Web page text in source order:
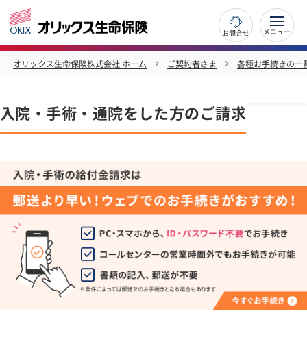
お問合せ
オリックス生命保険株式会社 ホーム ご契約者さま 各種お手続きの一
入院・手術・通院をした方のご請求